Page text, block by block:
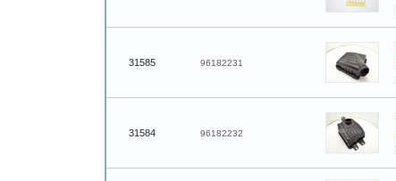
31585 96182231
31584 96182232